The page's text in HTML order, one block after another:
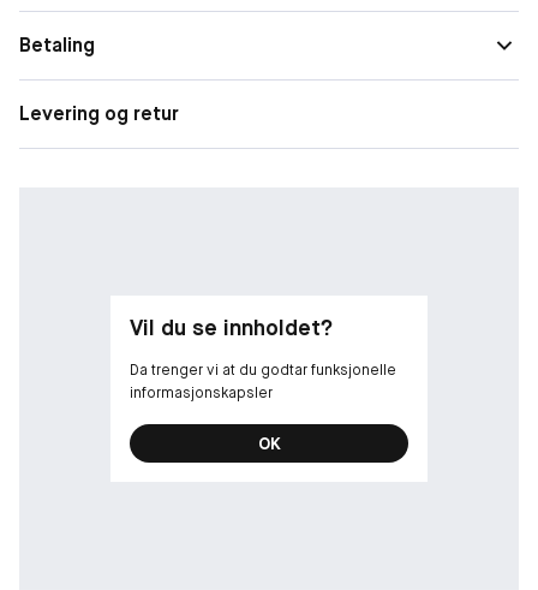
avslutter duften og gir et langvarig duftspor. Toppnoter:
Lavendel, Mandarin. Hjertenote: Pepper, Geranium,
Ananasblader. Bunnote: Patsjuli, Mokka, Trenoter.
Betaling
Levering og retur
Vil du se innholdet?
Da trenger vi at du godtar funksjonelle
informasjonskapsler
OK